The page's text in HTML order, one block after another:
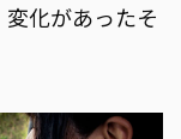
化があったそ